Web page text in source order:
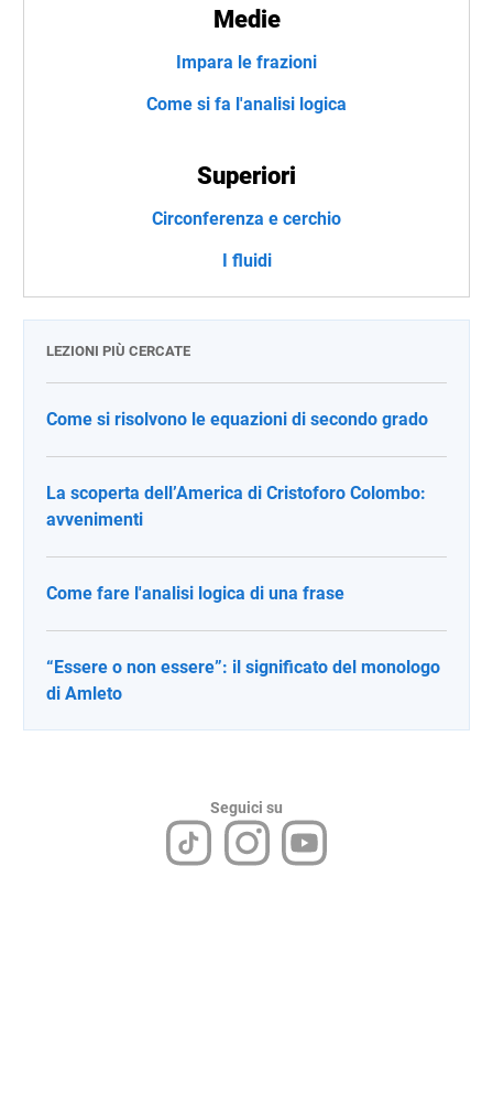
Medie
Impara le frazioni
Come si fa l'analisi logica
Superiori
Circonferenza e cerchio
I fluidi
LEZIONI PIÙ CERCATE
Come si risolvono le equazioni di secondo grado
La scoperta dell’America di Cristoforo Colombo:
avvenimenti
Come fare l'analisi logica di una frase
“Essere o non essere”: il significato del monologo
di Amleto
Seguici su